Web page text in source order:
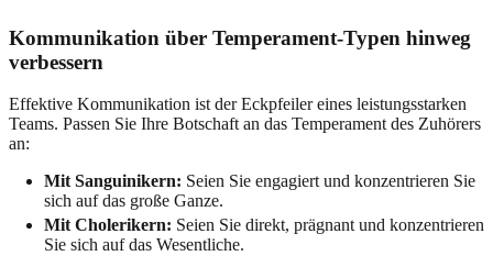
Kommunikation über Temperament-Typen hinweg
verbessern
Effektive Kommunikation ist der Eckpfeiler eines leistungsstarken
Teams. Passen Sie Ihre Botschaft an das Temperament des Zuhörers
an:
Mit Sanguinikern: Seien Sie engagiert und konzentrieren Sie
sich auf das große Ganze.
Mit Cholerikern: Seien Sie direkt, prägnant und konzentrieren
Sie sich auf das Wesentliche.